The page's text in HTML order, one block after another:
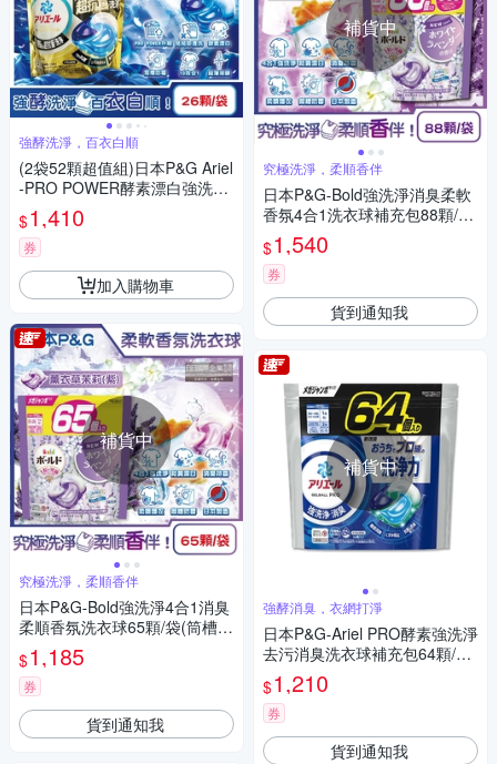
強酵洗淨，百衣白順
(2袋52顆超值組)日本P&G Ariel
-PRO POWER酵素漂白強洗淨
力洗衣球26顆/金袋(去污去漬消
臭防霉凝膠球補充包)
$1,410
券
加入購物車
補貨中
究極洗淨，柔順香伴
日本P&G-Bold強洗淨4合1消臭
柔順香氛洗衣球65顆/袋(筒槽防
霉,防皺除異味芳香,清潔劑補充
包)
$1,185
券
貨到通知我
補貨中
究極洗淨，柔順香伴
日本P&G-Bold強洗淨消臭柔軟
香氛4合1洗衣球補充包88顆/袋
(防皺柔順,筒槽防霉膠囊,室內
晾乾)
$1,540
券
貨到通知我
補貨中
強酵消臭，衣網打淨
日本P&G-Ariel PRO酵素強洗淨
去污消臭洗衣球補充包64顆/袋
(去黃亮白筒槽防霉,漂白護色除
異味芳香清潔劑)
$1,210
券
貨到通知我